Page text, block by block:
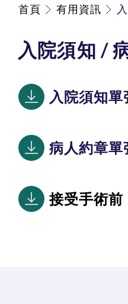
首頁 有用資訊
入院須知 /
入院須知單
病人約章單
接受手術前